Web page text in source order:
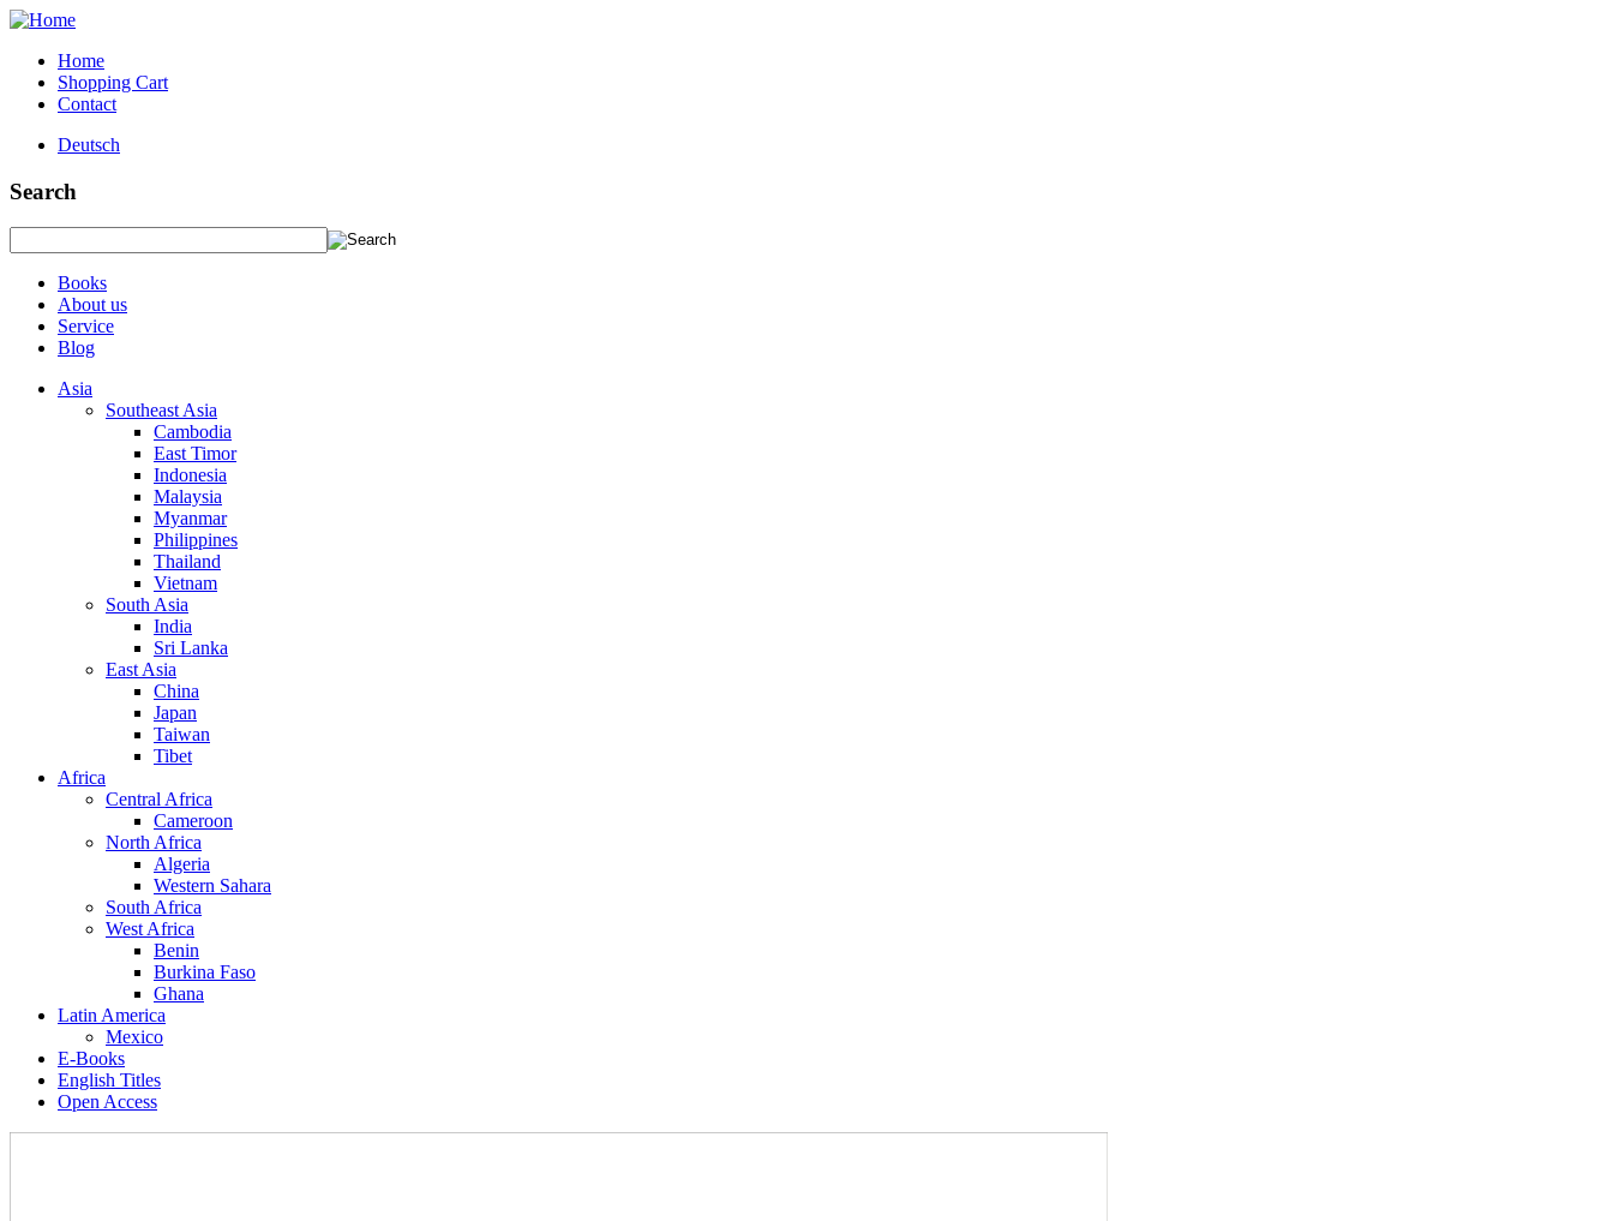
Home
Shopping Cart
Contact
Deutsch
Search
Books
About us
Service
Blog
Asia
Southeast Asia
Cambodia
East Timor
Indonesia
Malaysia
Myanmar
Philippines
Thailand
Vietnam
South Asia
India
Sri Lanka
East Asia
China
Japan
Taiwan
Tibet
Africa
Central Africa
Cameroon
North Africa
Algeria
Western Sahara
South Africa
West Africa
Benin
Burkina Faso
Ghana
Latin America
Mexico
E-Books
English Titles
Open Access